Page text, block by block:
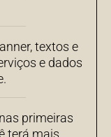
textos e
e dados
primeiras
terá mais